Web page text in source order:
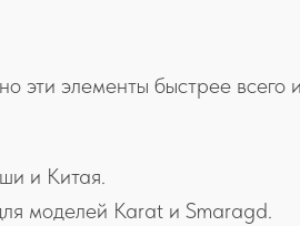
эти элементы быстрее всего
и Китая.
моделей Karat и Smaragd.